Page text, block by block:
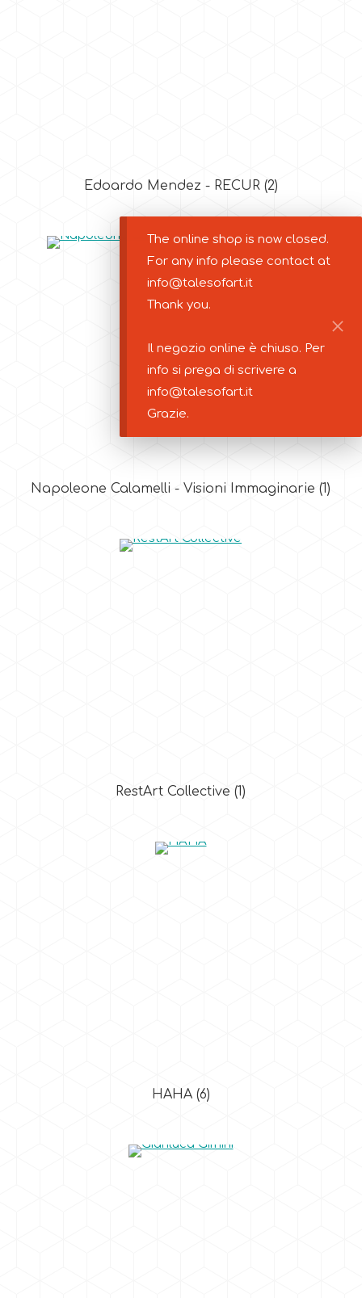
The online shop is now closed.
For any info please contact at
info@talesofart.it
Thank you.
Il negozio online è chiuso. Per
info si prega di scrivere a
info@talesofart.it
Grazie.
Edoardo Mendez - RECUR (2)
Napoleone Calamelli - Visioni Immaginarie (1)
RestArt Collective (1)
HAHA (6)